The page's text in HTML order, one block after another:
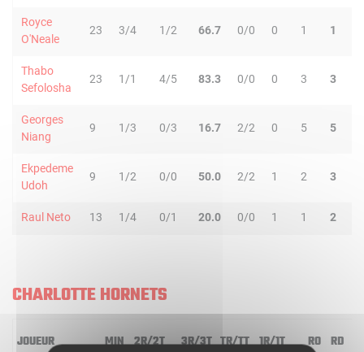
Royce
O'Neale
23 3/4 1/2 66.7 0/0 0 1 1
Thabo
Sefolosha
23 1/1 4/5 83.3 0/0 0 3 3
Georges
Niang
9 1/3 0/3 16.7 2/2 0 5 5
Ekpedeme
Udoh
9 1/2 0/0 50.0 2/2 1 2 3
Raul Neto 13 1/4 0/1 20.0 0/0 1 1 2
CHARLOTTE HORNETS
JOUEUR MIN 2R/2T 3R/3T TR/TT 1R/1T RO RD